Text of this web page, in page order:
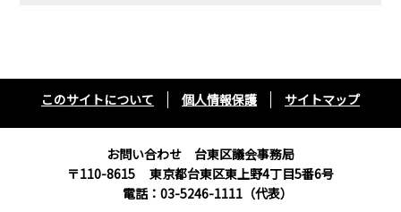
このサイトについて 個人情報保護 サイトマップ
お問い合わせ 台東区議会事務局
〒110-8615
東京都台東区東上野4丁目5番6号
電話：03-5246-1111（代表）